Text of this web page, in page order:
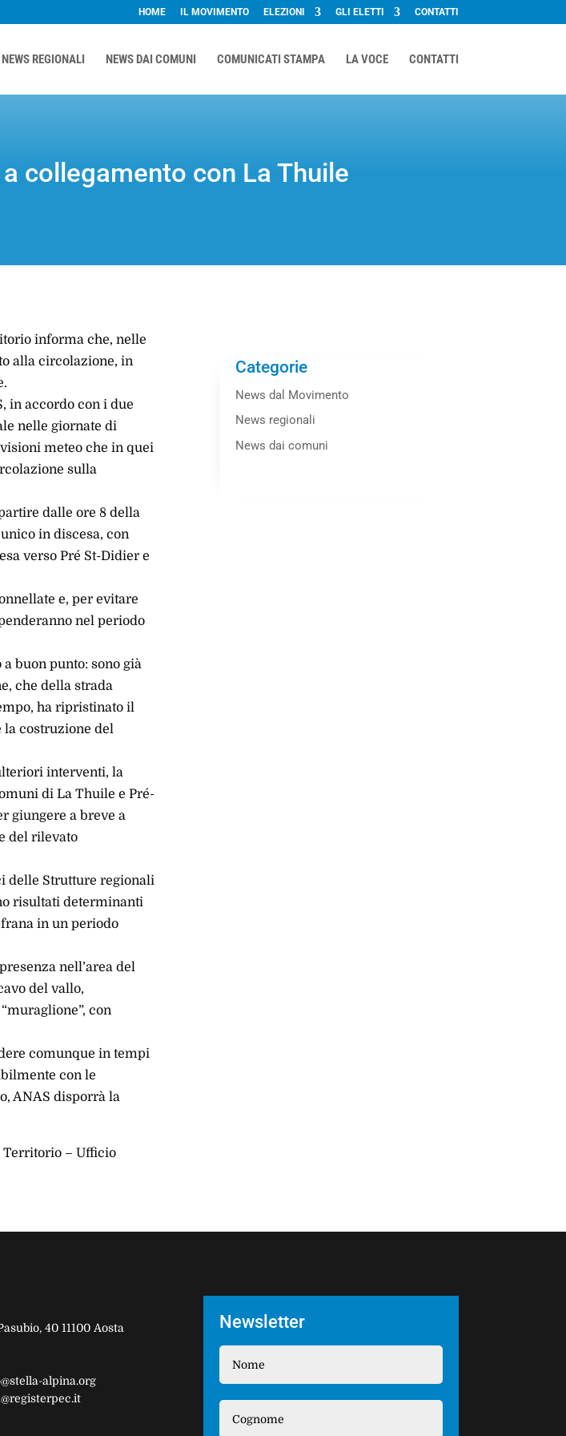
HOME IL MOVIMENTO ELEZIONI GLI ELETTI CONTATTI
NEWS REGIONALI NEWS DAI COMUNI COMUNICATI STAMPA LA VOCE CONTATTI
collegamento con La Thuile
informa che, nelle
alla circolazione, in
in accordo con i due
nelle giornate di
meteo che in quei
sulla
dalle ore 8 della
in discesa, con
verso Pré St-Didier e
e, per evitare
nel periodo
buon punto: sono già
che della strada
ha ripristinato il
la costruzione del
interventi, la
di La Thuile e Pré-
giungere a breve a
del rilevato
delle Strutture regionali
risultati determinanti
in un periodo
nell’area del
del vallo,
con
comunque in tempi
con le
ANAS disporrà la
Territorio – Ufficio
Categorie
News dal Movimento
News regionali
News dai comuni
40 11100 Aosta
alpina.org
Newsletter